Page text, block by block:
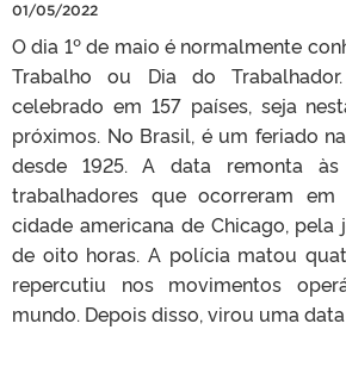
01/05/2022
O dia 1º de maio é normalmente
Trabalho ou Dia do
celebrado em 157 países, seja
próximos. No Brasil, é um feriado
desde 1925. A data remonta às
trabalhadores que ocorreram
cidade americana de Chicago, pela
de oito horas. A polícia matou
repercutiu nos movimentos
mundo. Depois disso, virou uma